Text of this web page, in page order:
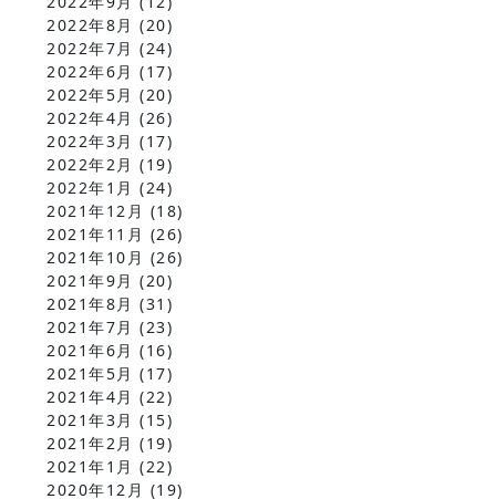
2022年8月 (20)
2022年7月 (24)
2022年6月 (17)
2022年5月 (20)
2022年4月 (26)
2022年3月 (17)
2022年2月 (19)
2022年1月 (24)
2021年12月 (18)
2021年11月 (26)
2021年10月 (26)
2021年9月 (20)
2021年8月 (31)
2021年7月 (23)
2021年6月 (16)
2021年5月 (17)
2021年4月 (22)
2021年3月 (15)
2021年2月 (19)
2021年1月 (22)
2020年12月 (19)